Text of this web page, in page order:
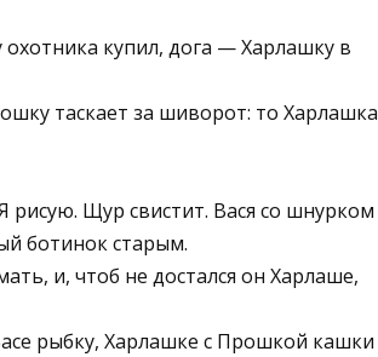
купил, дога — Харлашку в
таскает за шиворот: то Харлашка
Щур свистит. Вася со шнурком
ботинок старым.
и, чтоб не достался он Харлаше,
рыбку, Харлашке с Прошкой кашки